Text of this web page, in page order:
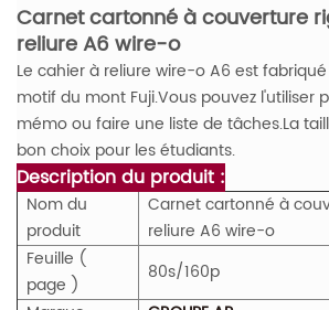
Carnet cartonné à couverture
reliure A6 wire-o
Le cahier à reliure wire-o A6 est
motif du mont Fuji.Vous pouvez l'utiliser
mémo ou faire une liste de tâches.La
bon choix pour les étudiants.
Description du produit :
Nom du
produit
Carnet cartonné à
reliure A6 wire-o
Feuille (
page )
80s/160p